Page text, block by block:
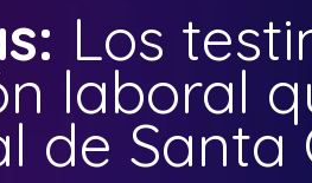
Los
laboral
de Santa